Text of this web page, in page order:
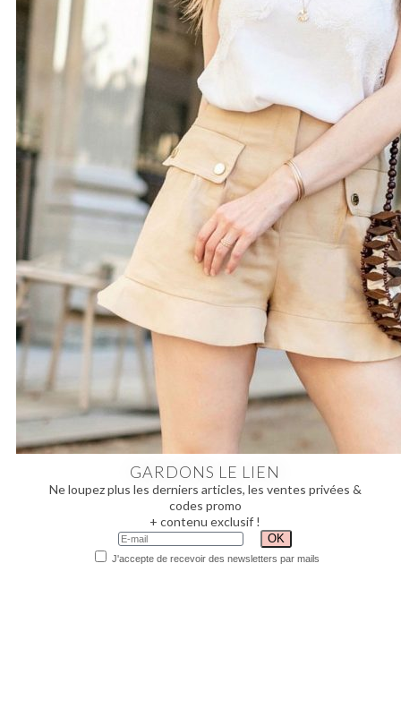
GARDONS LE LIEN
Ne loupez plus les derniers articles, les ventes privées &
codes promo
+ contenu exclusif !
J'accepte de recevoir des newsletters par mails